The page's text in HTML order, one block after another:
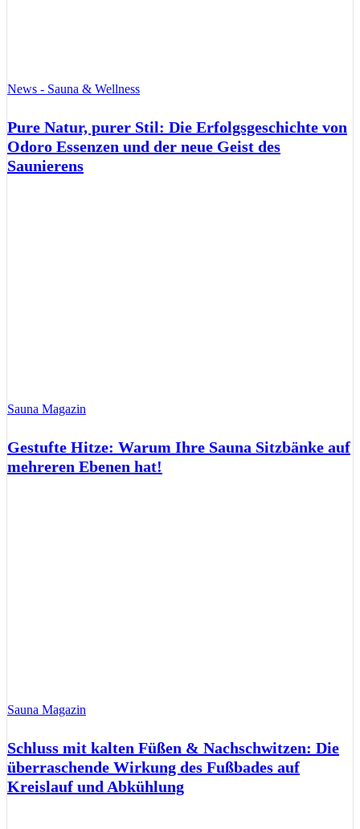
News - Sauna & Wellness
Pure Natur, purer Stil: Die Erfolgsgeschichte von
Odoro Essenzen und der neue Geist des
Saunierens
Sauna Magazin
Gestufte Hitze: Warum Ihre Sauna Sitzbänke auf
mehreren Ebenen hat!
Sauna Magazin
Schluss mit kalten Füßen & Nachschwitzen: Die
überraschende Wirkung des Fußbades auf
Kreislauf und Abkühlung